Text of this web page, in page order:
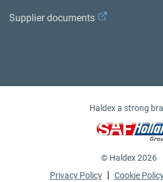
Supplier documents
Haldex a strong
© Haldex 2026
Privacy Policy | Cookie